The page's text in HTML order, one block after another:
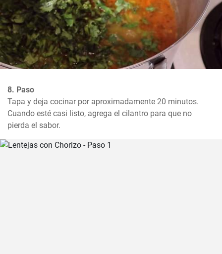
8. Paso
Tapa y deja cocinar por aproximadamente 20 minutos.
Cuando esté casi listo, agrega el cilantro para que no
pierda el sabor.